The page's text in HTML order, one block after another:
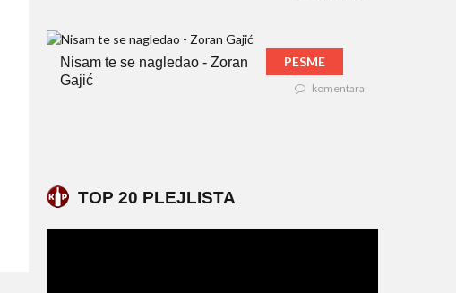
Nisam te se nagledao - Zoran
Gajić
PESME
komentara
TOP 20 PLEJLISTA